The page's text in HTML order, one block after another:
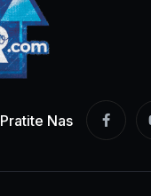
Pratite Nas